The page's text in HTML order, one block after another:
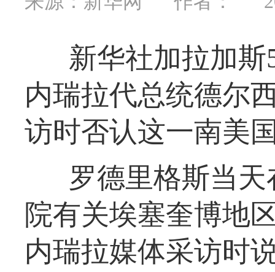
新华社加拉加
内瑞拉代总统德尔
访时否认这一南美
罗德里格斯当
院有关埃塞奎博地
内瑞拉媒体采访时